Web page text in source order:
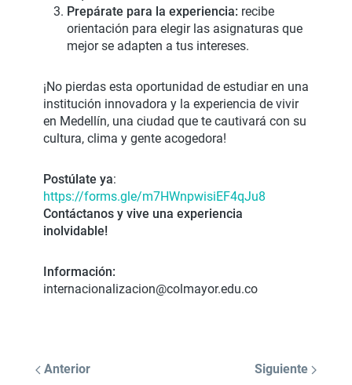
Prepárate para la experiencia: recibe
orientación para elegir las asignaturas que
mejor se adapten a tus intereses.
¡No pierdas esta oportunidad de estudiar en una
institución innovadora y la experiencia de vivir
en Medellín, una ciudad que te cautivará con su
cultura, clima y gente acogedora!
Postúlate ya:
https://forms.gle/m7HWnpwisiEF4qJu8
Contáctanos y vive una experiencia
inolvidable!
Información:
internacionalizacion@colmayor.edu.co
Anterior Siguiente